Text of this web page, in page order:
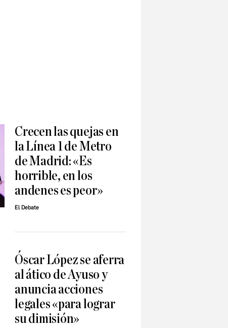
Crecen las quejas en
la Línea 1 de Metro
de Madrid: «Es
horrible, en los
andenes es peor»
El Debate
Óscar López se aferra
al ático de Ayuso y
anuncia acciones
legales «para lograr
su dimisión»